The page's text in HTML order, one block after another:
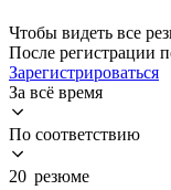
Чтобы видеть все
После регистрации
Зарегистрироваться
За всё время
По соответствию
20 резюме